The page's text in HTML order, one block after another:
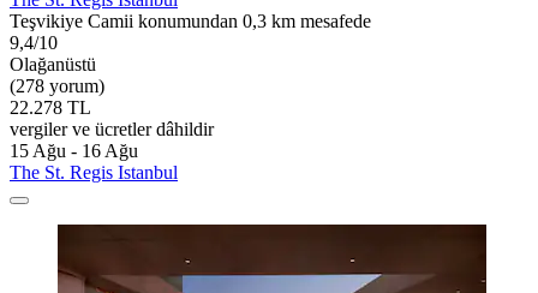
Teşvikiye Camii konumundan 0,3 km mesafede
9,4/10
Olağanüstü
(278 yorum)
22.278 TL
vergiler ve ücretler dâhildir
15 Ağu - 16 Ağu
The St. Regis Istanbul